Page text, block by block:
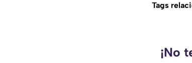
Tags
¡No